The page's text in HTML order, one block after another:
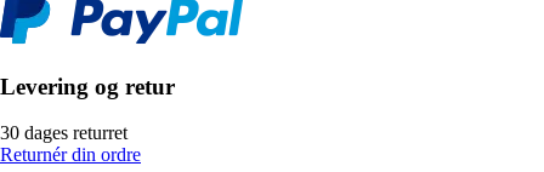
Levering og retur
30 dages returret
Returnér din ordre